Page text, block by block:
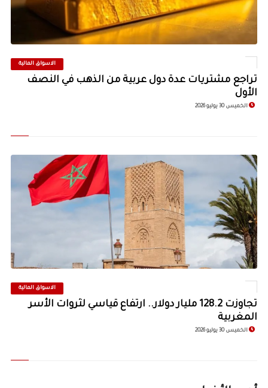
الاسواق المالية
تراجع مشتريات عدة دول عربية من الذهب في النصف
الأول
الخميس 30 يوليو 2026
الاسواق المالية
تجاوزت 128.2 مليار دولار.. ارتفاع قياسي لثروات الأسر
المغربية
الخميس 30 يوليو 2026